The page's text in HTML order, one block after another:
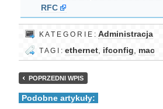
RFC
K A T E G O R I E : Administracja
T A G I : ethernet ifconfig mac
POPRZEDNI WPIS
Podobne artykuły: